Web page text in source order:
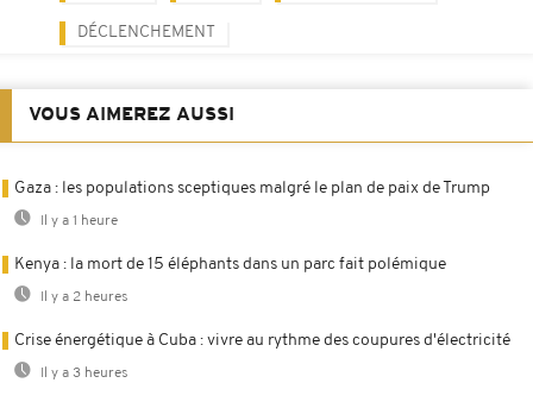
DÉCLENCHEMENT
VOUS AIMEREZ AUSSI
Gaza : les populations sceptiques malgré le plan de paix de Trump
Il y a 1 heure
Kenya : la mort de 15 éléphants dans un parc fait polémique
Il y a 2 heures
Crise énergétique à Cuba : vivre au rythme des coupures d'électricité
Il y a 3 heures